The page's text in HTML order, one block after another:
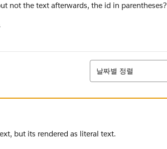
not the text afterwards, the id in parentheses?
정렬
날짜별 정렬
but its rendered as literal text.